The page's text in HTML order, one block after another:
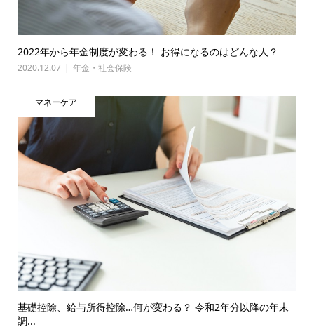
2022年から年金制度が変わる！ お得になるのはどんな人？
2020.12.07 年金・社会保険
マネーケア
基礎控除、給与所得控除…何が変わる？ 令和2年分以降の年末
調...